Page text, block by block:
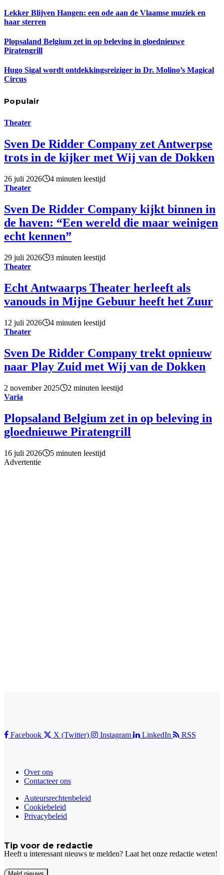
Lekker Blijven Hangen: een ode aan de Vlaamse muziek en
haar sterren
Plopsaland Belgium zet in op beleving in gloednieuwe
Piratengrill
Hugo Sigal wordt ontdekkingsreiziger in Dr. Molino’s Magical
Circus
Populair
Theater
Sven De Ridder Company zet Antwerpse
trots in de kijker met Wij van de Dokken
26 juli 2026
4 minuten leestijd
Theater
Sven De Ridder Company kijkt binnen in
de haven: “Een wereld die maar weinigen
echt kennen”
29 juli 2026
3 minuten leestijd
Theater
Echt Antwaarps Theater herleeft als
vanouds in Mijne Gebuur heeft het Zuur
12 juli 2026
4 minuten leestijd
Theater
Sven De Ridder Company trekt opnieuw
naar Play Zuid met Wij van de Dokken
2 november 2025
2 minuten leestijd
Varia
Plopsaland Belgium zet in op beleving in
gloednieuwe Piratengrill
16 juli 2026
5 minuten leestijd
Advertentie
Facebook X (Twitter) Instagram LinkedIn RSS
Over ons
Contacteer ons
Auteursrechtenbeleid
Cookiebeleid
Privacybeleid
Tip voor de redactie
Heeft u interessant nieuws te melden? Laat het onze redactie weten!